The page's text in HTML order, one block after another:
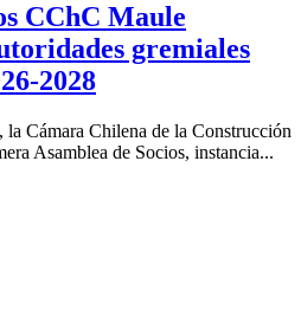
CChC Maule
gremiales
2028
Cámara Chilena de la Construcción
Asamblea de Socios, instancia...